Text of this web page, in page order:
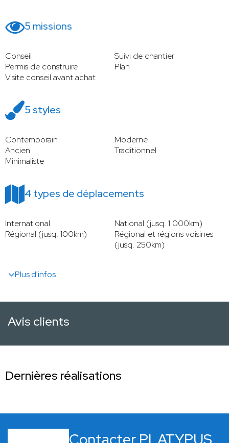
5 missions
Conseil
Suivi de chantier
Permis de construire
Plan
Visite conseil avant achat
5 styles
Contemporain
Moderne
Ancien
Traditionnel
Minimaliste
4 types de déplacements
International
National (jusq. 1 000km)
Régional (jusq. 100km)
Régional et régions voisines
(jusq. 250km)
Plus d'infos
Avis clients
Dernières réalisations